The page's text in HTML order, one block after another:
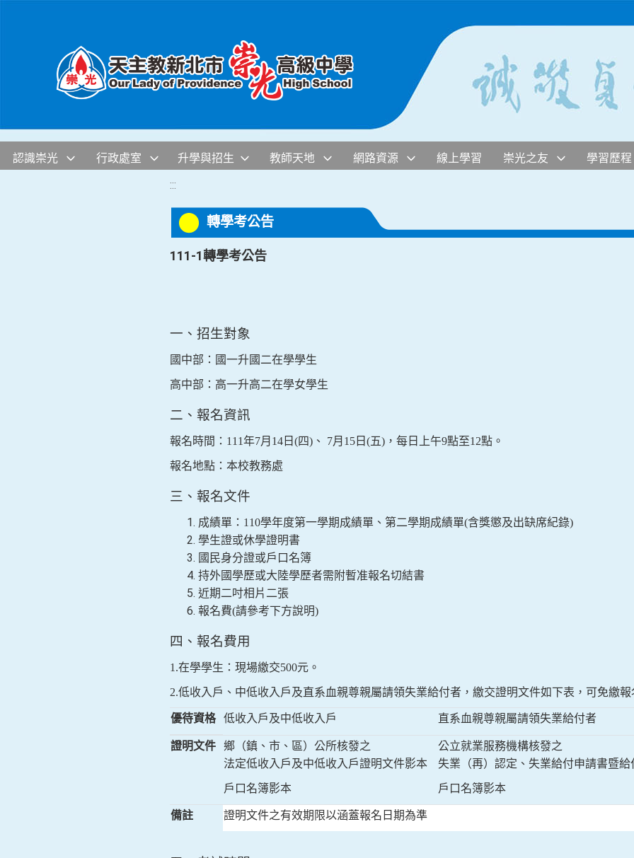
認識崇光 行政處室 升學與招生 教師天地 網路資源 線上學習 崇光之友 學習歷程
:::
轉學考公告
111-1轉學考公告
一、招生對象
國中部：國一升國二在學學生
高中部：高一升高二在學女學生
二、報名資訊
報名時間： 111年7月 14 日 (四) 、 7月 15 日 (五) ，每日上午9點至12點。
報名地點：本校教務處
三、報名文件
成績單： 110學年度第一學期成績單、第二學期成績單(含獎懲及出缺席紀錄)
學生證或休學證明書
國民身分證或戶口名簿
持外國學歷或大陸學歷者需附暫准報名切結書
近期二吋相片二張
報名費(請參考下方說明)
四、報名費用
1.在學學生：現場繳交500元。
2.低收入戶、中低收入戶及直系血親尊親屬請領失業給付者，繳交證明文件如下表，可免繳報
優待資格 低收入戶及中低收入戶 直系血親尊親屬請領失業給付者
證明文件
鄉（鎮、市、區）公所核發之
法定低收入戶及中低收入戶證明文件影本
戶口名簿影本
公立就業服務機構核發之
失業（再）認定、失業給付申請書暨給
戶口名簿影本
備註 證明文件之有效期限以涵蓋報名日期為準